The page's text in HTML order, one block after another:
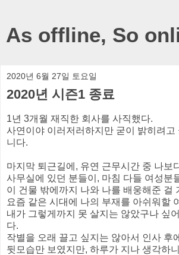
As offline, So
2020년 6월 27일 토요일
2020년 시즌1 종료
1년 3개월 재직한 회사를 사직했다.
사연이야 이러저러하지만 굳이 밝히려고
니다.
마지막 퇴근길에, 유연 근무시간 중 나보
사무실에 있던 분들이, 마침 다들 여성분
이 건물 밖에까지 나와 나를 배웅해준 걸
요즘 같은 시대에 나의 부재를 아쉬워할
내가 그렇게까지 못 살지는 않았구나 싶
다.
작별을 오래 끌고 싶지는 않아서 인사 후
뒷모습만 보였지만, 하루가 지나 생각하